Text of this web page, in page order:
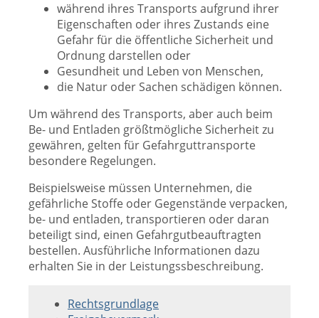
während ihres Transports aufgrund ihrer
Eigenschaften oder ihres Zustands eine
Gefahr für die öffentliche Sicherheit und
Ordnung darstellen oder
Gesundheit und Leben von Menschen,
die Natur oder Sachen schädigen können.
Um während des Transports, aber auch beim
Be- und Entladen größtmögliche Sicherheit zu
gewähren, gelten für Gefahrguttransporte
besondere Regelungen.
Beispielsweise müssen Unternehmen, die
gefährliche Stoffe oder Gegenstände verpacken,
be- und entladen, transportieren oder daran
beteiligt sind, einen Gefahrgutbeauftragten
bestellen. Ausführliche Informationen dazu
erhalten Sie in der Leistungssbeschreibung.
Rechtsgrundlage